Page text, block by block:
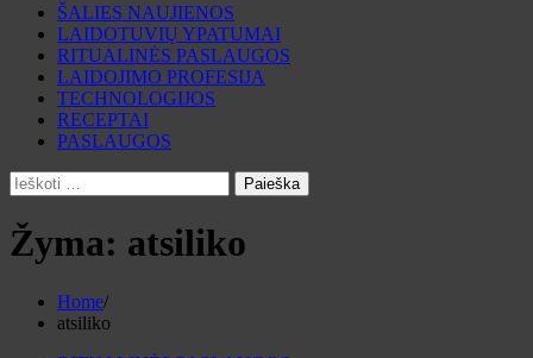
ŠALIES NAUJIENOS
LAIDOTUVIŲ YPATUMAI
RITUALINĖS PASLAUGOS
LAIDOJIMO PROFESIJA
TECHNOLOGIJOS
RECEPTAI
PASLAUGOS
Ieškoti:
Žyma: atsiliko
Home
atsiliko